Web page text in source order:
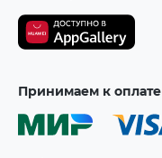
Принимаем к оплате